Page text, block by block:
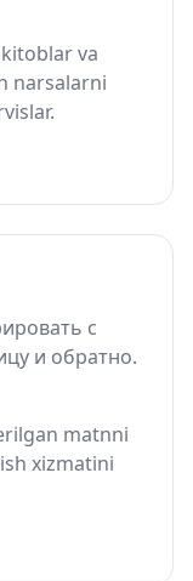
va
narsalarni
с
и обратно.
matnni
xizmatini